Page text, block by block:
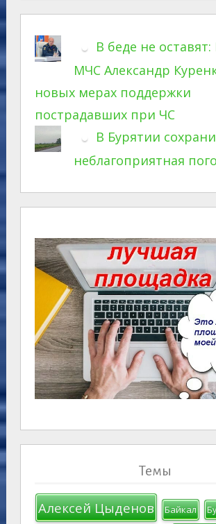
В беде не оставят:
МЧС Александр
новых мерах поддержки
пострадавших при ЧС
В Бурятии
неблагоприятная
Темы
Алексей Цыденов Байкал